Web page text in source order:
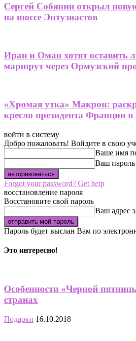
Сергей Собянин открыл
на шоссе Энтузиастов
Иран и Оман хотят оставить
маршрут через Ормузский
«Хромая утка» Макрон:
кресло президента Франции в
войти в систему
Добро пожаловать! Войдите в свою
Ваше имя
Ваш пароль
Forgot your password? Get help
восстановление пароля
Восстановите свой пароль
Ваш адрес
Пароль будет выслан Вам по
Это интересно!
Особенности «Черной
странах
Подарки 16.10.2018